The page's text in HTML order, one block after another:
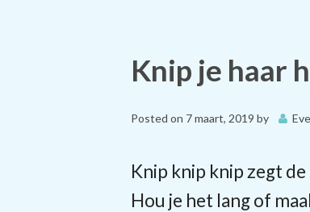
Knip je haar
Posted on 7 maart, 2019 by
Knip knip knip zegt
Hou je het lang of